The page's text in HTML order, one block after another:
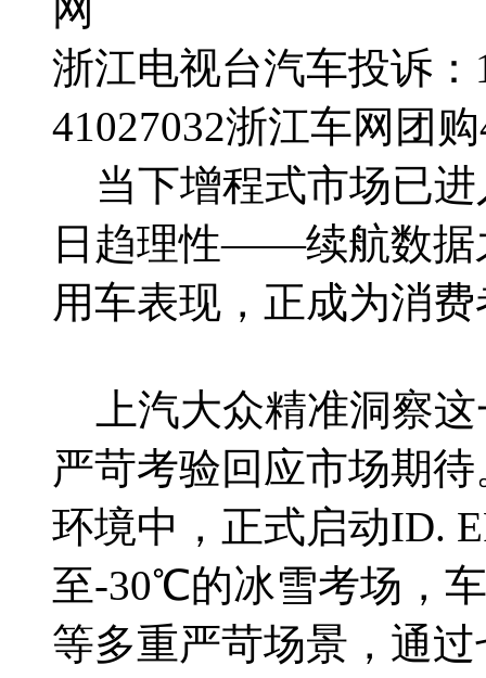
网
浙江电视台汽车投诉：
41027032浙江车网团
当下增程式市场已进
日趋理性——续航数据
用车表现，正成为消
上汽大众精准洞察这
严苛考验回应市场期
环境中，正式启动ID.
至-30℃的冰雪考场，
等多重严苛场景，通